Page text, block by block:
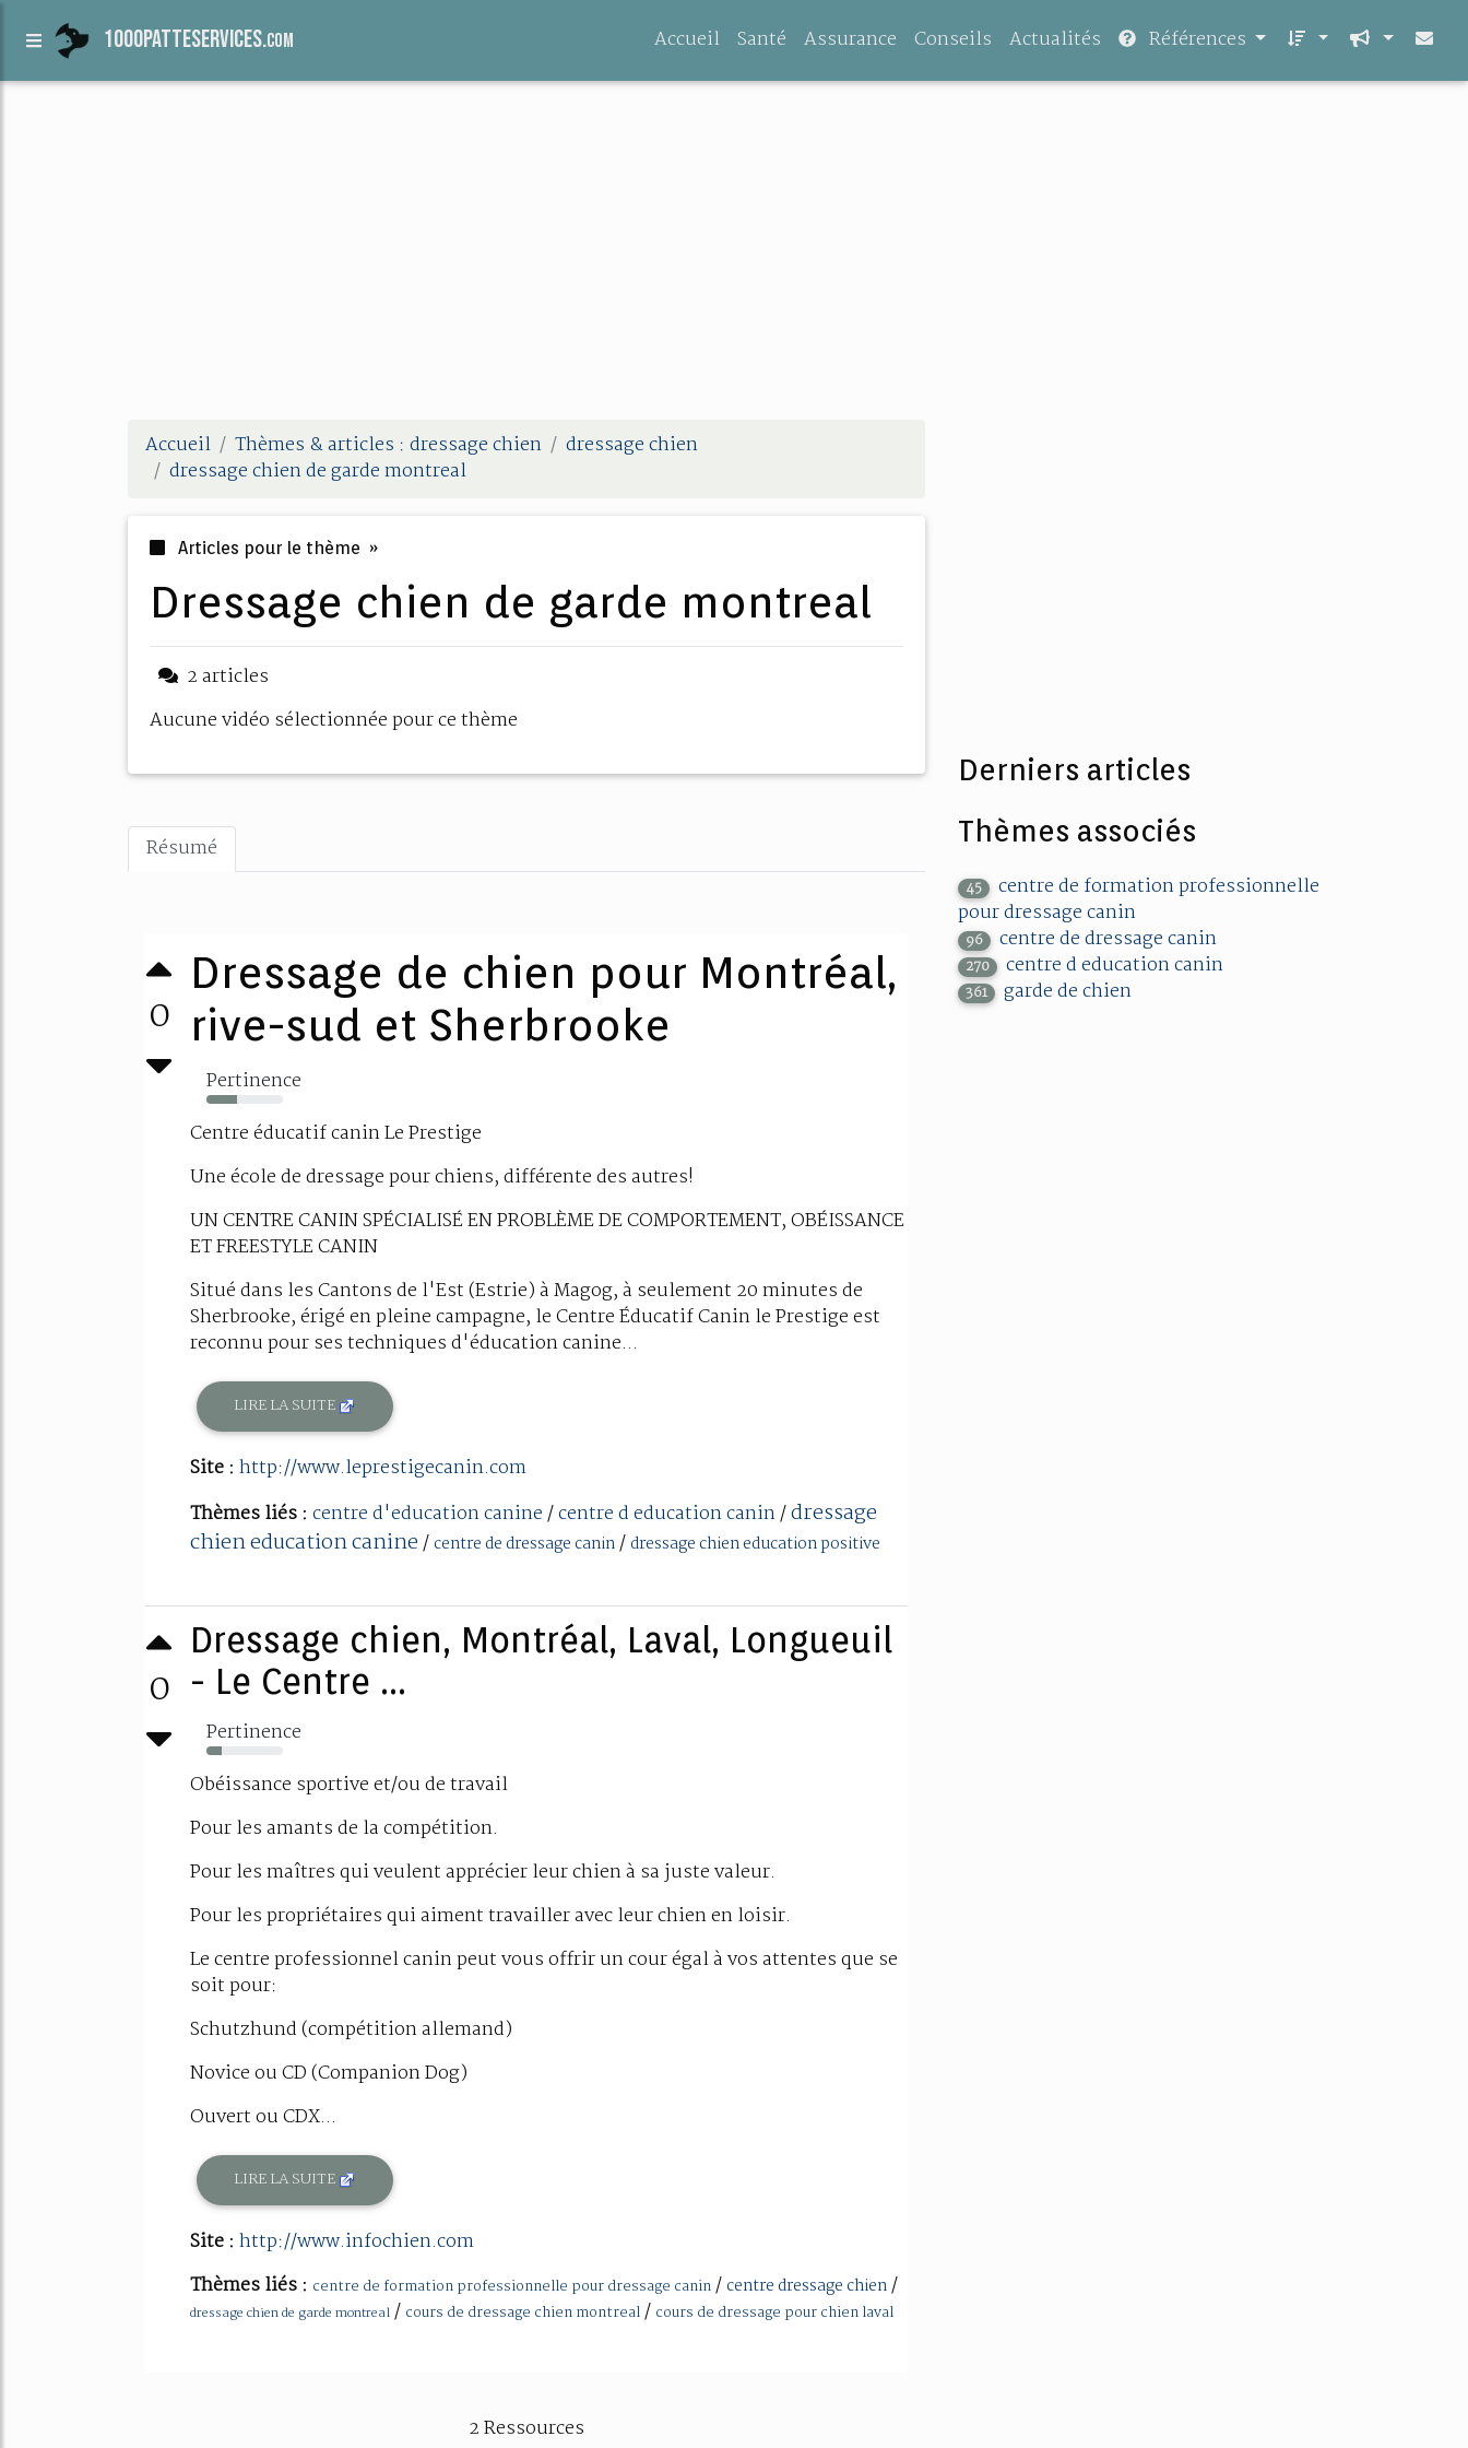
1000patteservices.com Accueil Santé Assurance Conseils Actualités Références
Accueil Thèmes & articles : dressage chien
dressage chien
dressage chien de garde montreal
Articles pour le thème »
dressage chien de garde montreal
2 articles
Aucune vidéo sélectionnée pour ce thème
Résumé
0
Dressage de chien pour Montréal,
rive-sud et Sherbrooke
Pertinence
40%
Centre éducatif canin Le Prestige
Une école de dressage pour chiens, différente des autres!
UN CENTRE CANIN SPÉCIALISÉ EN PROBLÈME DE COMPORTEMENT, OBÉISSANCE
ET FREESTYLE CANIN
Situé dans les Cantons de l'Est (Estrie) à Magog, à seulement 20 minutes de
Sherbrooke, érigé en pleine campagne, le Centre Éducatif Canin le Prestige est
reconnu pour ses techniques d'éducation canine...
LIRE LA SUITE
Site : http://www.leprestigecanin.com
Thèmes liés : centre d'education canine/centre d education canin/dressage
chien education canine/ centre de dressage canin/ dressage chien education positive
0
Dressage chien, Montréal, Laval, Longueuil
- Le Centre ...
Pertinence
20%
Obéissance sportive et/ou de travail
Pour les amants de la compétition.
Pour les maîtres qui veulent apprécier leur chien à sa juste valeur.
Pour les propriétaires qui aiment travailler avec leur chien en loisir.
Le centre professionnel canin peut vous offrir un cour égal à vos attentes que se
soit pour:
Schutzhund (compétition allemand)
Novice ou CD (Companion Dog)
Ouvert ou CDX...
LIRE LA SUITE
Site : http://www.infochien.com
Thèmes liés : centre de formation professionnelle pour dressage canin/ centre dressage chien/
dressage chien de garde montreal / cours de dressage chien montreal/ cours de dressage pour chien laval
2 Ressources
Derniers articles
Thèmes associés
45
centre de formation professionnelle
pour dressage canin
96 centre de dressage canin
270 centre d education canin
361 garde de chien